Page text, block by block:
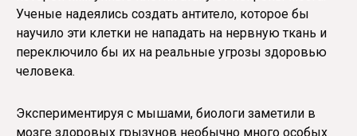
Ученые надеялись создать антитело, которое бы
научило эти клетки не нападать на нервную ткань и
переключило бы их на реальные угрозы здоровью
человека.
Экспериментируя с мышами, биологи заметили в
мозге здоровых грызунов необычно много особых